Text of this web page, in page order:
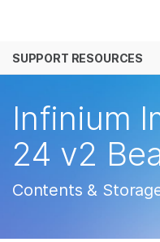
解决方案
公司
SUPPORT RESOURCES
Infinium
24 v2
Contents &
查看更多相关内容
微生物学
复杂疾病